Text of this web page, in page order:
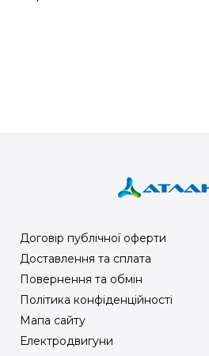
Договір публічної оферти
Доставлення та сплата
Повернення та обмін
Політика конфіденційності
Мапа сайту
Електродвигуни